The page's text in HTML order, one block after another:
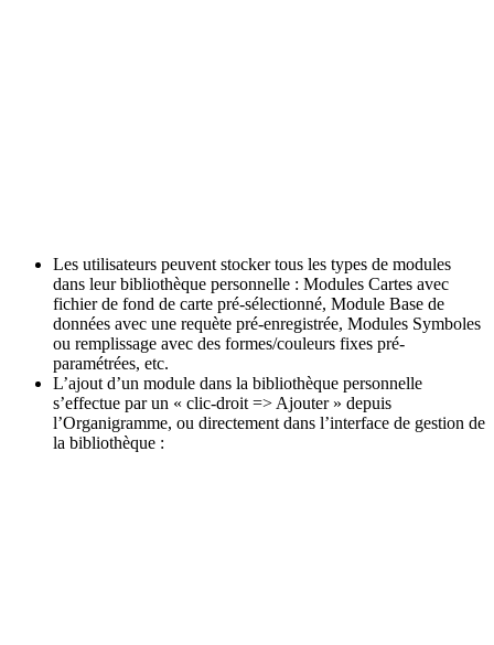
Les utilisateurs peuvent stocker tous les types de modules
dans leur bibliothèque personnelle : Modules Cartes avec
fichier de fond de carte pré-sélectionné, Module Base de
données avec une requète pré-enregistrée, Modules Symboles
ou remplissage avec des formes/couleurs fixes pré-
paramétrées, etc.
L’ajout d’un module dans la bibliothèque personnelle
s’effectue par un « clic-droit => Ajouter » depuis
l’Organigramme, ou directement dans l’interface de gestion de
la bibliothèque :